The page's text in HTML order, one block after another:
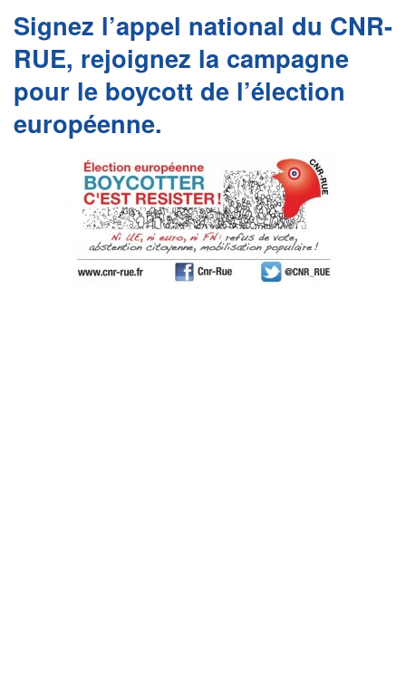
Signez l’appel national du CNR-
RUE, rejoignez la campagne
pour le boycott de l’élection
européenne.